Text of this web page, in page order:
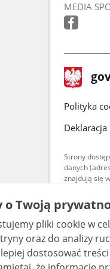
MEDIA
stopka
gov.pl
Polityka
Strony
danych
znajdują się
o Twoją
pliki cookie w
oraz do analizy ruchu i
dostosować